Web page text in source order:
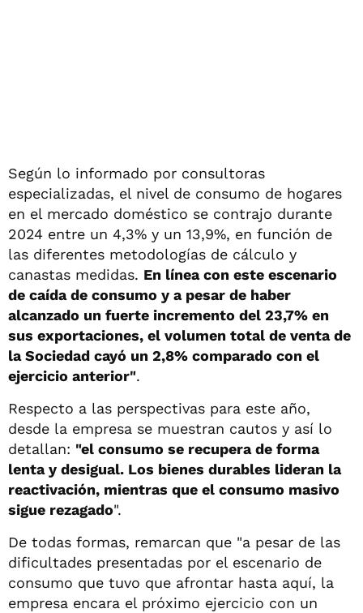
Según lo informado por consultoras
especializadas, el nivel de consumo de hogares
en el mercado doméstico se contrajo durante
2024 entre un 4,3% y un 13,9%, en función de
las diferentes metodologías de cálculo y
canastas medidas. En línea con este escenario
de caída de consumo y a pesar de haber
alcanzado un fuerte incremento del 23,7% en
sus exportaciones, el volumen total de venta de
la Sociedad cayó un 2,8% comparado con el
ejercicio anterior".
Respecto a las perspectivas para este año,
desde la empresa se muestran cautos y así lo
detallan: "el consumo se recupera de forma
lenta y desigual. Los bienes durables lideran la
reactivación, mientras que el consumo masivo
sigue rezagado".
De todas formas, remarcan que "a pesar de las
dificultades presentadas por el escenario de
consumo que tuvo que afrontar hasta aquí, la
empresa encara el próximo ejercicio con un